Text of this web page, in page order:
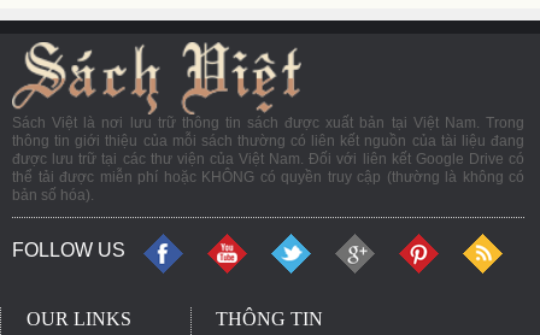
Sách Việt là nơi lưu trữ thông tin sách được xuất bản tại Việt Nam. Trong
thông tin giới thiệu của mỗi sách thường có liên kết nguồn của tài liệu đang
được lưu trữ tại các thư viện của Việt Nam. Đối với liên kết Google Drive có
thể tải được miễn phí hoặc KHÔNG có quyền truy cập (thường là không có
bản số hóa).
FOLLOW US
OUR LINKS THÔNG TIN